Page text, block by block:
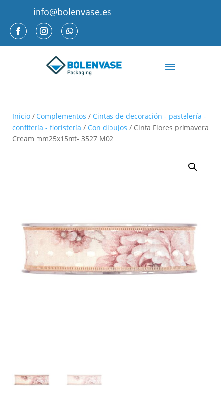
info@bolenvase.es
Inicio / Complementos / Cintas de decoración - pastelería -
confitería - floristería / Con dibujos / Cinta Flores primavera
Cream mm25x15mt- 3527 M02